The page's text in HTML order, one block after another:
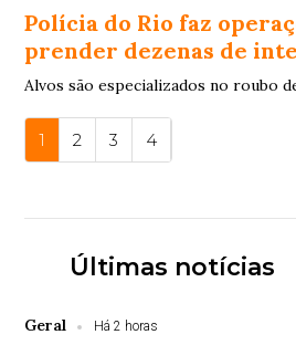
Polícia do Rio faz
prender dezenas de
Alvos são especializados no roubo
1 2 3 4
Últimas notícias
Geral Há 2 horas